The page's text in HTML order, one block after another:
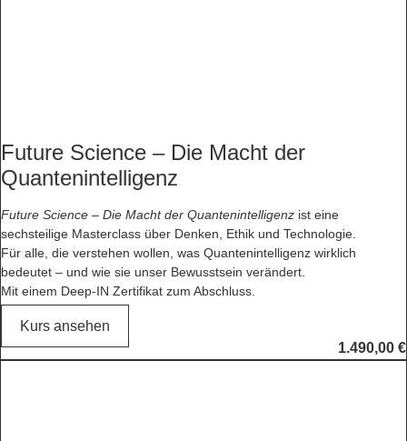
Future Science – Die Macht der
Quantenintelligenz
Future Science – Die Macht der Quantenintelligenz ist eine
sechsteilige Masterclass über Denken, Ethik und Technologie.
Für alle, die verstehen wollen, was Quantenintelligenz wirklich
bedeutet – und wie sie unser Bewusstsein verändert.
Mit einem Deep-IN Zertifikat zum Abschluss.
Kurs ansehen
1.490,00 €